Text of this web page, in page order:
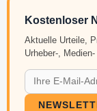
Kostenloser
Aktuelle Urteile,
Urheber-,